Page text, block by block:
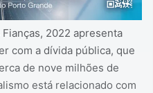
2022 apresenta
com a dívida pública, que
de nove milhões de
está relacionado com